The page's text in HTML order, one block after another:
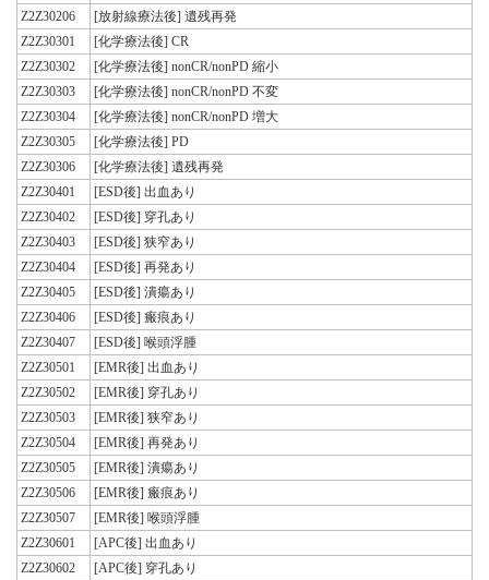
Z2Z30206
[放射線療法後] 遺残再発
Z2Z30301
[化学療法後] CR
Z2Z30302
[化学療法後] nonCR/nonPD 縮小
Z2Z30303
[化学療法後] nonCR/nonPD 不変
Z2Z30304
[化学療法後] nonCR/nonPD 増大
Z2Z30305
[化学療法後] PD
Z2Z30306
[化学療法後] 遺残再発
Z2Z30401
[ESD後] 出血あり
Z2Z30402
[ESD後] 穿孔あり
Z2Z30403
[ESD後] 狭窄あり
Z2Z30404
[ESD後] 再発あり
Z2Z30405
[ESD後] 潰瘍あり
Z2Z30406
[ESD後] 瘢痕あり
Z2Z30407
[ESD後] 喉頭浮腫
Z2Z30501
[EMR後] 出血あり
Z2Z30502
[EMR後] 穿孔あり
Z2Z30503
[EMR後] 狭窄あり
Z2Z30504
[EMR後] 再発あり
Z2Z30505
[EMR後] 潰瘍あり
Z2Z30506
[EMR後] 瘢痕あり
Z2Z30507
[EMR後] 喉頭浮腫
Z2Z30601
[APC後] 出血あり
Z2Z30602
[APC後] 穿孔あり